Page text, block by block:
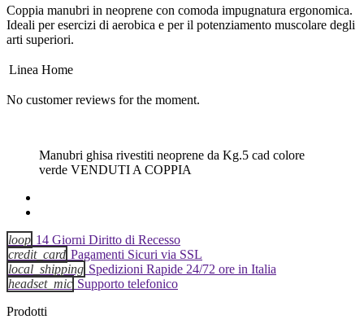
Coppia manubri in neoprene con comoda impugnatura ergonomica.
Ideali per esercizi di aerobica e per il potenziamento muscolare degli
arti superiori.
Linea Home
No customer reviews for the moment.
Manubri ghisa rivestiti neoprene da Kg.5 cad colore
verde VENDUTI A COPPIA
loop 14 Giorni Diritto di Recesso
credit_card Pagamenti Sicuri via SSL
local_shipping Spedizioni Rapide 24/72 ore in Italia
headset_mic Supporto telefonico
Prodotti